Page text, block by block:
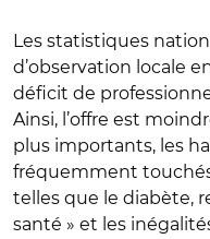
Les statistiques
d’observation locale
déficit de
Ainsi, l’offre est
plus importants, les
fréquemment
telles que le diabète,
santé » et les